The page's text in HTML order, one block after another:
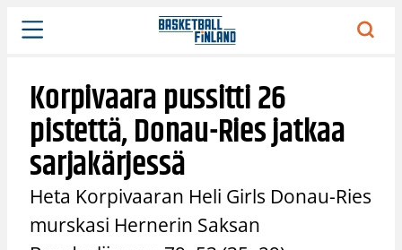
Siirry
sisältöön
Korpivaara pussitti 26
pistettä, Donau-Ries jatkaa
sarjakärjessä
Heta Korpivaaran Heli Girls Donau-Ries
murskasi Hernerin Saksan